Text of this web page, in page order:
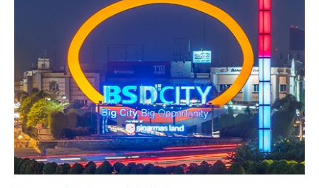
menghadapi 2024, kondisi ekonomi global maupun nasional
dapat memengaruhi pertimbangan masyarakat untuk
membeli rumah maupun investasi di sektor […]